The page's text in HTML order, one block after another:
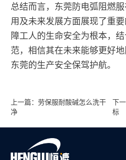
总结而言，东莞防电弧阻燃
用及未来发展方面展现了重
障工人的生命安全为根本，
范，相信其在未来能够更好
东莞的生产安全保驾护航。
上一篇：劳保服耐酸碱怎么洗干
净
下
标